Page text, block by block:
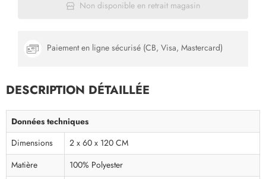
Non disponible en retrait magasin
Paiement en ligne sécurisé (CB, Visa, Mastercard)
DESCRIPTION DÉTAILLÉE
Données techniques
Dimensions
2 x 60 x 120 CM
Matière
100% Polyester